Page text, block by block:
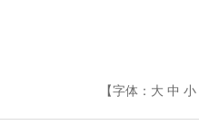
【字体： 大 中 小